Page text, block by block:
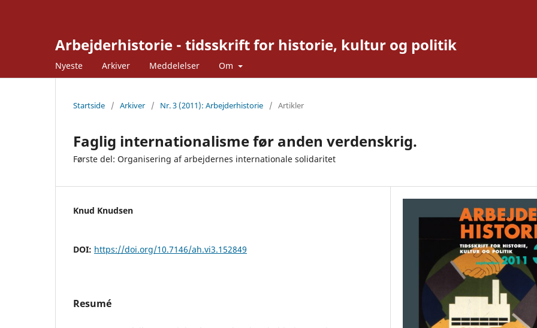
Arbejderhistorie - tidsskrift for historie, kultur og politik
Nyeste Arkiver Meddelelser Om
Startside / Arkiver / Nr. 3 (2011): Arbejderhistorie / Artikler
Faglig internationalisme før anden verdenskrig.
Første del: Organisering af arbejdernes internationale solidaritet
Knud Knudsen
DOI: https://doi.org/10.7146/ah.vi3.152849
Resumé